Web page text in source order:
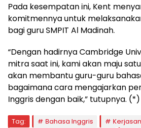
Pada kesempatan ini, Kent
komitmennya untuk
bagi guru SMPIT Al Madinah.
“Dengan hadirnya Cambridge
mitra saat ini, kami akan maju
akan membantu guru-guru
bagaimana cara mengajarkan
Inggris dengan baik,” tutupnya. (*)
Tag: Bahasa Inggris